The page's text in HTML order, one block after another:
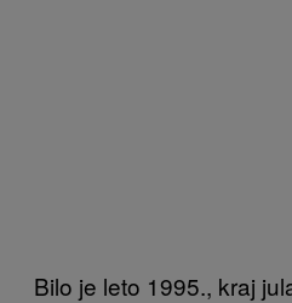
Bilo je leto 1995., kraj